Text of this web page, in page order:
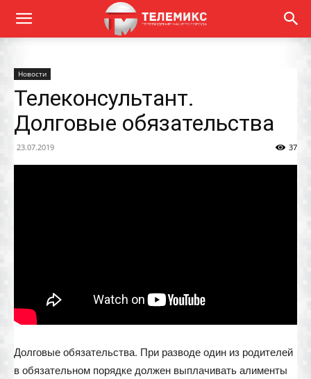
Новости
Телеконсультант.
Долговые обязательства
23.07.2019 37
Долговые обязательства. При разводе один из родителей
в обязательном порядке должен выплачивать алименты